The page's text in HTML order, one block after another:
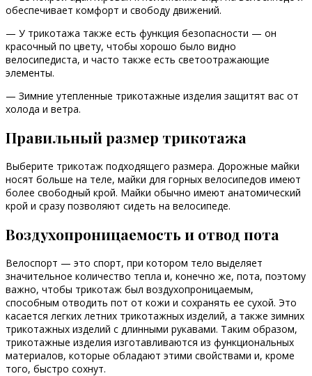
обеспечивает комфорт и свободу движений.
— У трикотажа также есть функция безопасности — он
красочный по цвету, чтобы хорошо было видно
велосипедиста, и часто также есть светоотражающие
элементы.
— Зимние утепленные трикотажные изделия защитят вас от
холода и ветра.
Правильный размер трикотажа
Выберите трикотаж подходящего размера. Дорожные майки
носят больше на теле, майки для горных велосипедов имеют
более свободный крой. Майки обычно имеют анатомический
крой и сразу позволяют сидеть на велосипеде.
Воздухопроницаемость и отвод пота
Велоспорт — это спорт, при котором тело выделяет
значительное количество тепла и, конечно же, пота, поэтому
важно, чтобы трикотаж был воздухопроницаемым,
способным отводить пот от кожи и сохранять ее сухой. Это
касается легких летних трикотажных изделий, а также зимних
трикотажных изделий с длинными рукавами. Таким образом,
трикотажные изделия изготавливаются из функциональных
материалов, которые обладают этими свойствами и, кроме
того, быстро сохнут.